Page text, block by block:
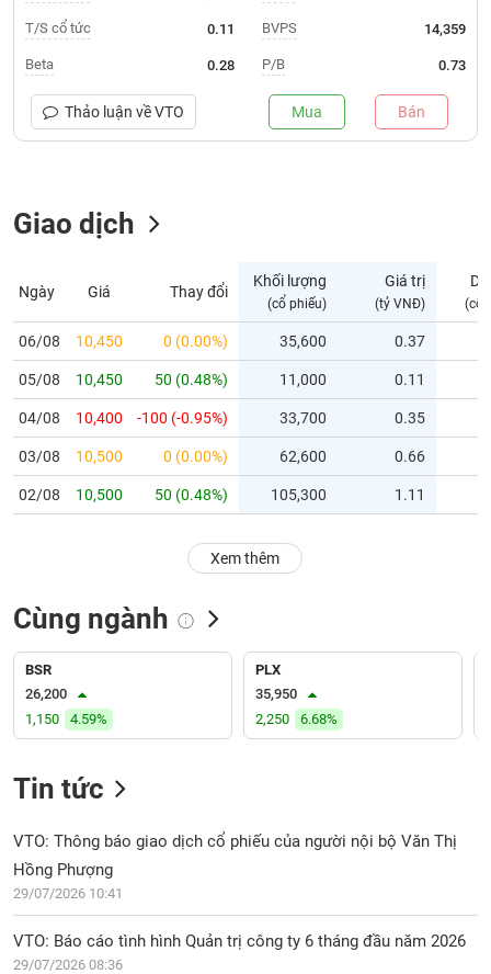
Trạng
thái
phiếu
trường
yết
mới
Niêm
yết
bổ
sung
Hủy
niêm
đặc
được
ký
Danh
ETF
Cổ
phiếu
chi
tiết
T/S cổ tức 0.11
Beta 0.28
BVPS 14,359
P/B 0.73
Thảo luận vềVTO Mua Bán
Giao dịch
Ngày Giá Thay đổi
Khối lượng
(cổ phiếu)
Giá trị
(tỷ VNĐ) (cổ
06/08 10,450 0 (0.00%) 35,600 0.37
05/08 10,450 50 (0.48%) 11,000 0.11
04/08 10,400 -100 (-0.95%) 33,700 0.35
03/08 10,500 0 (0.00%) 62,600 0.66
02/08 10,500 50 (0.48%) 105,300 1.11
Xem thêm
Cùng ngành
BSR
26,200
1,150
4.59%
PLX
35,950
2,250
6.68%
Tin tức
VTO: Thông báo giao dịch cổ phiếu của người nội bộ Văn Thị
Hồng Phượng
29/07/2026 10:41
VTO: Báo cáo tình hình Quản trị công ty 6 tháng đầu năm 2026
29/07/2026 08:36
NGÀNH
PHIẾU
PHÁI
PHIẾU
CỤ
ĐẦU
TƯ
XUẤT
LIỆU
MỚI
Ngành
(-)